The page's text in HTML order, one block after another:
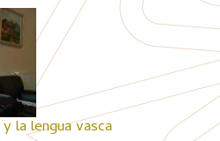
la lengua vasca